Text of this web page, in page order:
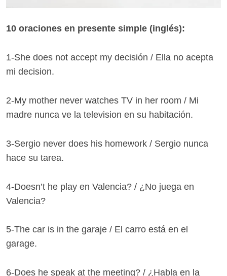
10 oraciones en presente simple (inglés):
1-She does not accept my decisión / Ella no acepta
mi decision.
2-My mother never watches TV in her room / Mi
madre nunca ve la television en su habitación.
3-Sergio never does his homework / Sergio nunca
hace su tarea.
4-Doesn’t he play en Valencia? / ¿No juega en
Valencia?
5-The car is in the garaje / El carro está en el
garage.
6-Does he speak at the meeting? / ¿Habla en la